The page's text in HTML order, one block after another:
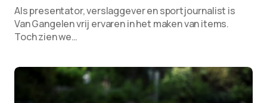
Als presentator, verslaggever en sportjournalist is
Van Gangelen vrij ervaren in het maken van items.
Toch zien we…